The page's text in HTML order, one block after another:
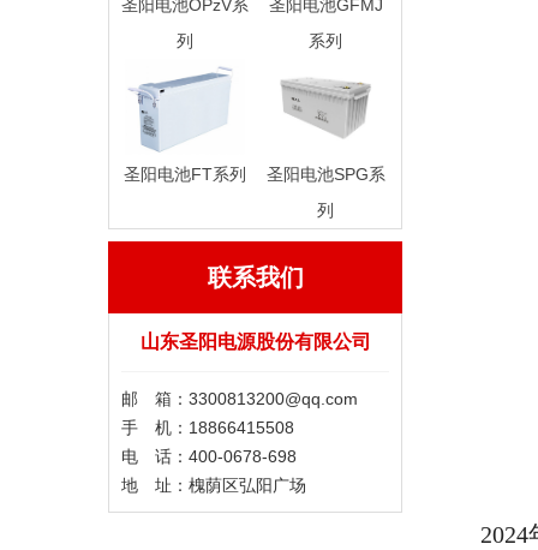
圣阳电池OPzV系
列
圣阳电池GFMJ
系列
圣阳电池FT系列
圣阳电池SPG系
列
联系我们
山东圣阳电源股份有限公司
邮 箱：3300813200@qq.com
手 机：18866415508
电 话：400-0678-698
地 址：槐荫区弘阳广场
2024